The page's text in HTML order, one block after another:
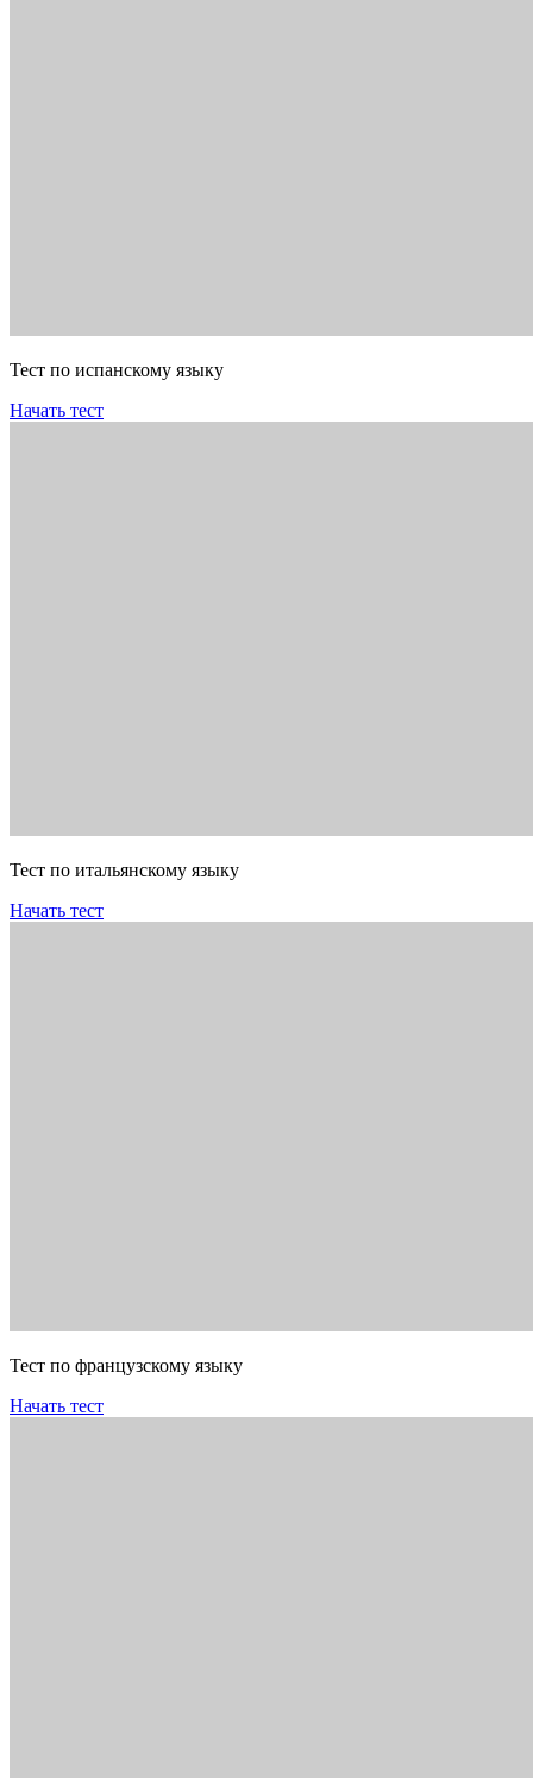
Тест по испанскому языку
Начать тест
Тест по итальянскому языку
Начать тест
Тест по французскому языку
Начать тест